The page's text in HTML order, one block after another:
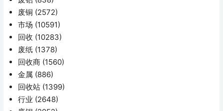
废铜 (2572)
市场 (10591)
回收 (10283)
废纸 (1378)
回收商 (1560)
金属 (886)
回收站 (1399)
行业 (2648)